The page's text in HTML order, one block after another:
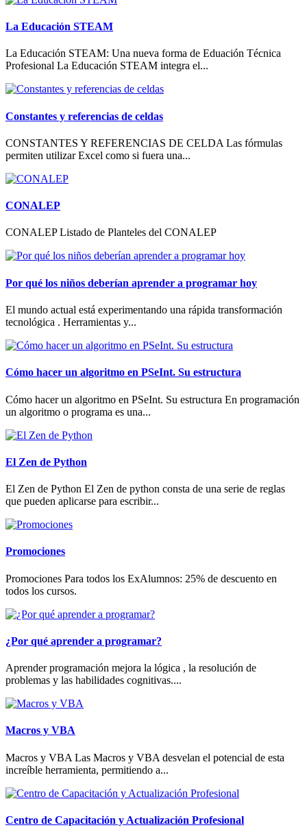
La Educación STEAM
La Educación STEAM: Una nueva forma de Eduación Técnica
Profesional La Educación STEAM integra el...
Constantes y referencias de celdas
CONSTANTES Y REFERENCIAS DE CELDA Las fórmulas
permiten utilizar Excel como si fuera una...
CONALEP
CONALEP Listado de Planteles del CONALEP
Por qué los niños deberían aprender a programar hoy
El mundo actual está experimentando una rápida transformación
tecnológica . Herramientas y...
Cómo hacer un algoritmo en PSeInt. Su estructura
Cómo hacer un algoritmo en PSeInt. Su estructura En programación
un algoritmo o programa es una...
El Zen de Python
El Zen de Python El Zen de python consta de una serie de reglas
que pueden aplicarse para escribir...
Promociones
Promociones Para todos los ExAlumnos: 25% de descuento en
todos los cursos.
¿Por qué aprender a programar?
Aprender programación mejora la lógica , la resolución de
problemas y las habilidades cognitivas....
Macros y VBA
Macros y VBA Las Macros y VBA desvelan el potencial de esta
increíble herramienta, permitiendo a...
Centro de Capacitación y Actualización Profesional